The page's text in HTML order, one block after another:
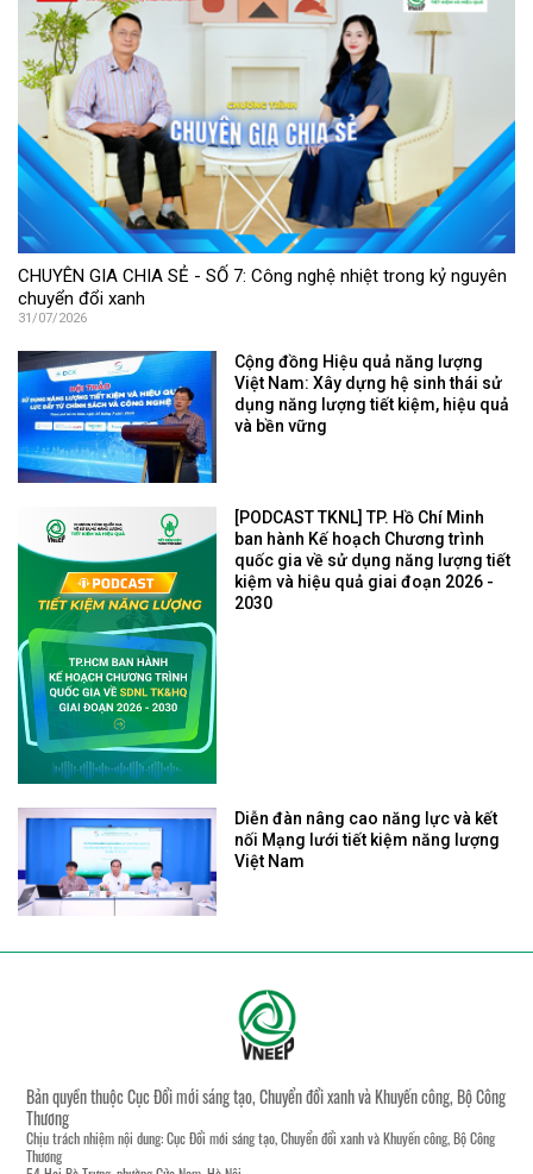
CHUYÊN GIA CHIA SẺ - SỐ 7: Công nghệ nhiệt trong kỷ nguyên
chuyển đổi xanh
31/07/2026
Cộng đồng Hiệu quả năng lượng
Việt Nam: Xây dựng hệ sinh thái sử
dụng năng lượng tiết kiệm, hiệu quả
và bền vững
[PODCAST TKNL] TP. Hồ Chí Minh
ban hành Kế hoạch Chương trình
quốc gia về sử dụng năng lượng tiết
kiệm và hiệu quả giai đoạn 2026 -
2030
Diễn đàn nâng cao năng lực và kết
nối Mạng lưới tiết kiệm năng lượng
Việt Nam
Bản quyền thuộc Cục Đổi mới sáng tạo, Chuyển đổi xanh và Khuyến công, Bộ Công
Thương
Chịu trách nhiệm nội dung: Cục Đổi mới sáng tạo, Chuyển đổi xanh và Khuyến công, Bộ Công
Thương